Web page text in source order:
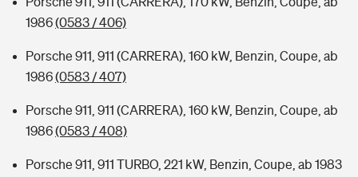
1986(0583 / 406)
Porsche 911, 911 (CARRERA), 160 kW, Benzin, Coupe, ab
1986(0583 / 407)
Porsche 911, 911 (CARRERA), 160 kW, Benzin, Coupe, ab
1986(0583 / 408)
Porsche 911, 911 TURBO, 221 kW, Benzin, Coupe, ab 1983